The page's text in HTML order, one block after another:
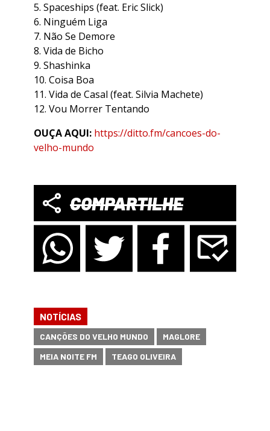
Spaceships (feat. Eric Slick)
Ninguém Liga
Não Se Demore
Vida de Bicho
Shashinka
Coisa Boa
Vida de Casal (feat. Silvia Machete)
Vou Morrer Tentando
OUÇA AQUI: https://ditto.fm/cancoes-do-
velho-mundo
COMPARTILHE
NOTÍCIAS
CANÇÕES DO VELHO MUNDO
MAGLORE
MEIA NOITE FM
TEAGO OLIVEIRA